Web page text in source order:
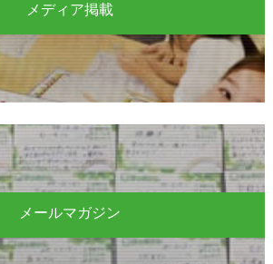
メディア掲載
メールマガジン